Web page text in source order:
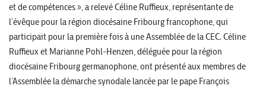
et de compétences », a relevé Céline Ruffieux, représentante de
l’évêque pour la région diocésaine Fribourg francophone, qui
participait pour la première fois à une Assemblée de la CEC. Céline
Ruffieux et Marianne Pohl-Henzen, déléguée pour la région
diocésaine Fribourg germanophone, ont présenté aux membres de
l’Assemblée la démarche synodale lancée par le pape François